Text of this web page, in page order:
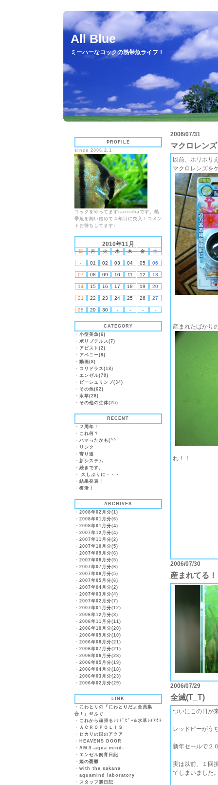
All Blue
ミーハーなコックの熱帯魚ライフ！
PROFILE
since 2006.2.1
コックをやってますtaniichaです。熱
帯魚を飼い始めて４年目に突入！コメン
トお待ちしてます♪
2010年11月
日 月 火 水 木 金 土
- 01 02 03 04 05 06
07 08 09 10 11 12 13
14 15 16 17 18 19 20
21 22 23 24 25 26 27
28 29 30 - - - -
CATEGORY
・ 小型美魚(6)
・ ポリプテルス(7)
・ アピスト(2)
・ アベニー(9)
・ 動画(8)
・ コリドラス(18)
・ エンゼル(70)
・ ビーシュリンプ(34)
・ その他(62)
・ 水草(28)
・ その他の生体(25)
RECENT
・ ２周年！
・ これ何？
・ ハマったかも(^^ゞ
・ リンク
・ 寄り道
・ 新システム
・ 続きです。
・
久しぶりに・・・
・ 結果発表！
・ 復活！
ARCHIVES
・ 2008年02月分(1)
・ 2008年01月分(6)
・ 2008年01月分(4)
・ 2007年12月分(4)
・ 2007年11月分(2)
・ 2007年10月分(5)
・ 2007年09月分(6)
・ 2007年08月分(5)
・ 2007年07月分(6)
・ 2007年06月分(5)
・ 2007年05月分(6)
・ 2007年04月分(2)
・ 2007年03月分(4)
・ 2007年02月分(7)
・ 2007年01月分(12)
・ 2006年12月分(8)
・ 2006年11月分(11)
・ 2006年10月分(20)
・ 2006年09月分(10)
・ 2006年08月分(21)
・ 2006年07月分(21)
・ 2006年06月分(28)
・ 2006年05月分(19)
・ 2006年04月分(18)
・ 2006年03月分(23)
・ 2006年02月分(29)
LINK
・ にわとりの『にわとりだよ全員集
合！』＠ふぐ
・ これから頑張るﾚｯﾄﾞﾋﾞｰ&水草ﾚｲｱｳﾄ
・ ＡＣＲＯＰＯＬＩＳ
・ ヒカリの国のアクア
・ HEAVENS DOOR
・ AM３-aqua mind-
・ エンゼル飼育日記
・ 姫の憂鬱
・ with the sakana
・ aquamind laboratory
・ スタッフ裏日記
2006/07/31
マクロレンズ
以前、ホリホリ
マクロレンズを
産まれたばかり
れ！！
2006/07/30
産まれてる
2006/07/29
全滅(T_T)
ついにこの日が
レッドビーがう
新年セールで２
実は以前、１回
てしまいました